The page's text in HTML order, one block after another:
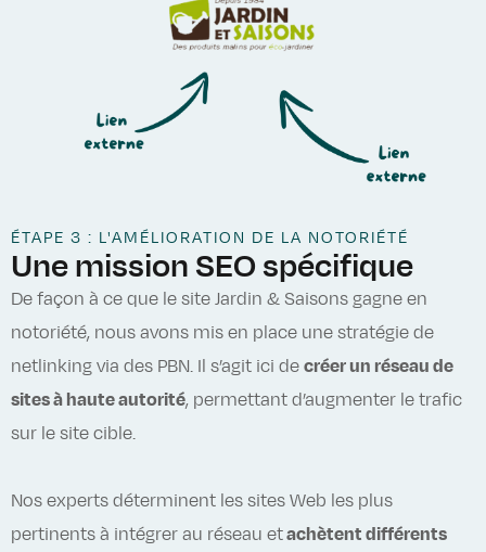
ÉTAPE 3 : L'AMÉLIORATION DE LA NOTORIÉTÉ
Une mission SEO spécifique
De façon à ce que le site Jardin & Saisons gagne en
notoriété, nous avons mis en place une stratégie de
netlinking via des PBN. Il s’agit ici de créer un réseau de
sites à haute autorité, permettant d’augmenter le trafic
sur le site cible.
Nos experts déterminent les sites Web les plus
pertinents à intégrer au réseau etachètent différents